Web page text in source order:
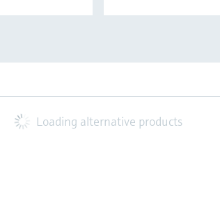
Loading alternative products